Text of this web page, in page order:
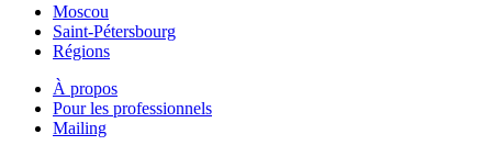
Moscou
Saint-Pétersbourg
Régions
À propos
Pour les professionnels
Mailing